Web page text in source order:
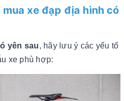
xe đạp địa hình có
yên sau, hãy lưu ý các yếu tố
xe phù hợp: